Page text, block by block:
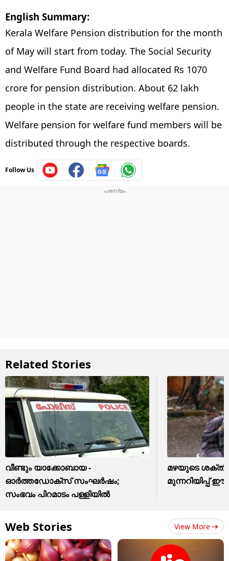
English Summary:
Kerala Welfare Pension distribution for the month
of May will start from today. The Social Security
and Welfare Fund Board had allocated Rs 1070
crore for pension distribution. About 62 lakh
people in the state are receiving welfare pension.
Welfare pension for welfare fund members will be
distributed through the respective boards.
Follow Us
Related Stories
വീണ്ടും യാക്കോബായ -
ഓർത്തഡോക്സ് സംഘർഷം;
സംഭവം പിറമാടം പള്ളിയിൽ
മഴയുടെ
മുന്നറിയിപ്പ് ഈ
Web Stories View More